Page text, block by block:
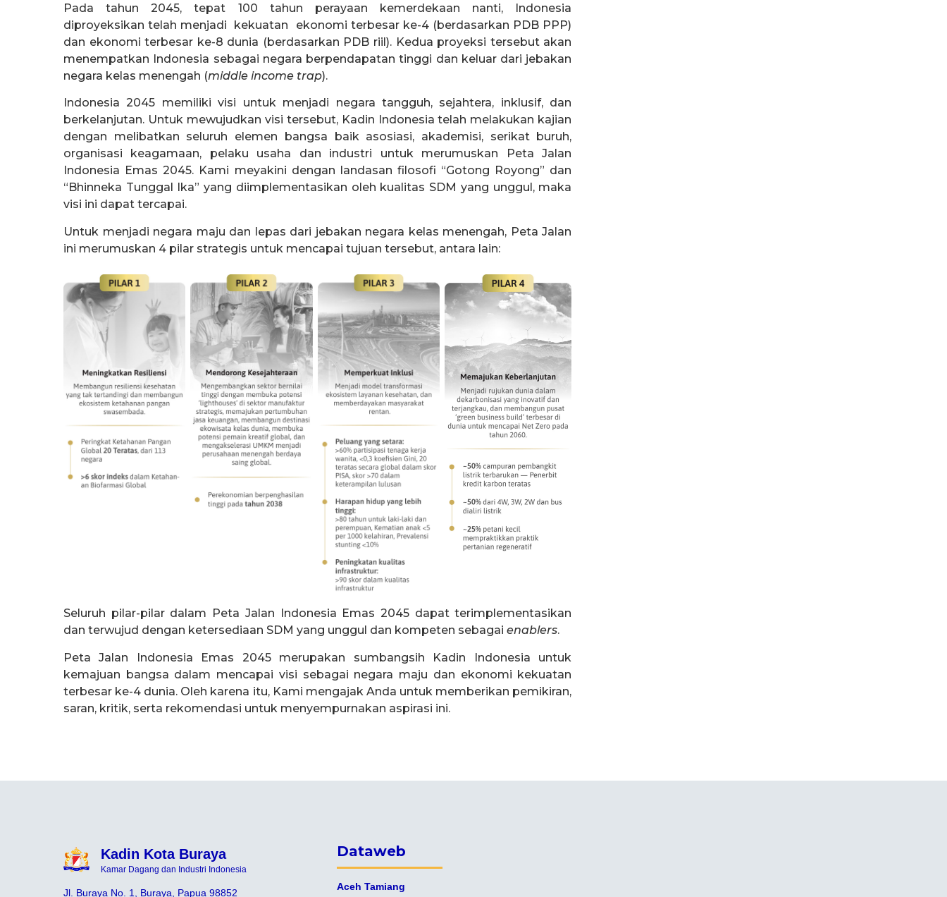
Pada tahun 2045, tepat 100 tahun perayaan kemerdekaan nanti, Indonesia
diproyeksikan telah menjadi kekuatan ekonomi terbesar ke-4 (berdasarkan PDB PPP)
dan ekonomi terbesar ke-8 dunia (berdasarkan PDB riil). Kedua proyeksi tersebut akan
menempatkan Indonesia sebagai negara berpendapatan tinggi dan keluar dari jebakan
negara kelas menengah (middle income trap).
Indonesia 2045 memiliki visi untuk menjadi negara tangguh, sejahtera, inklusif, dan
berkelanjutan. Untuk mewujudkan visi tersebut, Kadin Indonesia telah melakukan kajian
dengan melibatkan seluruh elemen bangsa baik asosiasi, akademisi, serikat buruh,
organisasi keagamaan, pelaku usaha dan industri untuk merumuskan Peta Jalan
Indonesia Emas 2045. Kami meyakini dengan landasan filosofi “Gotong Royong” dan
“Bhinneka Tunggal Ika” yang diimplementasikan oleh kualitas SDM yang unggul, maka
visi ini dapat tercapai.
Untuk menjadi negara maju dan lepas dari jebakan negara kelas menengah, Peta Jalan
ini merumuskan 4 pilar strategis untuk mencapai tujuan tersebut, antara lain:
Seluruh pilar-pilar dalam Peta Jalan Indonesia Emas 2045 dapat terimplementasikan
dan terwujud dengan ketersediaan SDM yang unggul dan kompeten sebagai enablers.
Peta Jalan Indonesia Emas 2045 merupakan sumbangsih Kadin Indonesia untuk
kemajuan bangsa dalam mencapai visi sebagai negara maju dan ekonomi kekuatan
terbesar ke-4 dunia. Oleh karena itu, Kami mengajak Anda untuk memberikan pemikiran,
saran, kritik, serta rekomendasi untuk menyempurnakan aspirasi ini.
Kadin Kota Buraya
Kamar Dagang dan Industri Indonesia
Jl. Buraya No. 1, Buraya, Papua 98852
Dataweb
Aceh Tamiang